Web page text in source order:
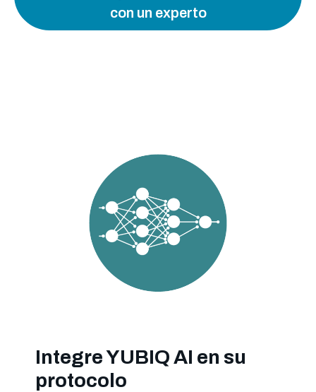
con un experto
Integre YUBIQ AI en su
protocolo